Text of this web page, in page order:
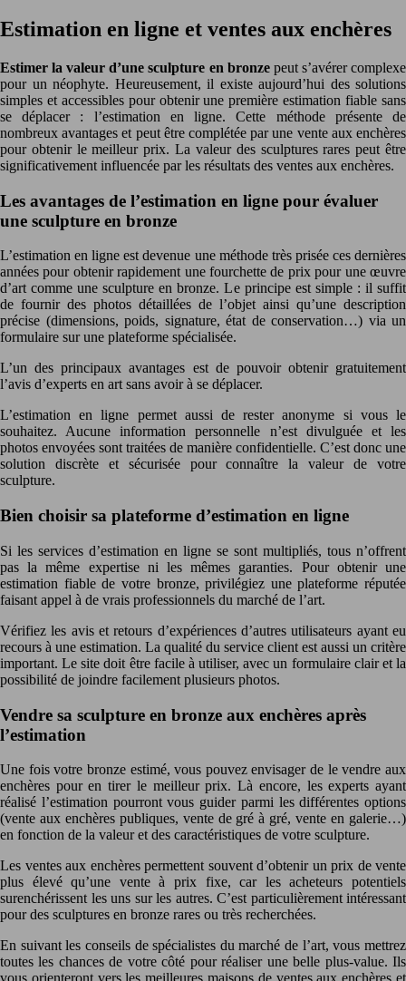
Estimation en ligne et ventes aux enchères
Estimer la valeur d’une sculpture en bronzepeut s’avérer complexe
pour un néophyte. Heureusement, il existe aujourd’hui des solutions
simples et accessibles pour obtenir une première estimation fiable sans
se déplacer : l’estimation en ligne. Cette méthode présente de
nombreux avantages et peut être complétée par une vente aux enchères
pour obtenir le meilleur prix. La valeur des sculptures rares peut être
significativement influencée par les résultats des ventes aux enchères.
Les avantages de l’estimation en ligne pour évaluer
une sculpture en bronze
L’estimation en ligne est devenue une méthode très prisée ces dernières
années pour obtenir rapidement une fourchette de prix pour une œuvre
d’art comme une sculpture en bronze. Le principe est simple : il suffit
de fournir des photos détaillées de l’objet ainsi qu’une description
précise (dimensions, poids, signature, état de conservation…) via un
formulaire sur une plateforme spécialisée.
L’un des principaux avantages est de pouvoir obtenir gratuitement
l’avis d’experts en art sans avoir à se déplacer.
L’estimation en ligne permet aussi de rester anonyme si vous le
souhaitez. Aucune information personnelle n’est divulguée et les
photos envoyées sont traitées de manière confidentielle. C’est donc une
solution discrète et sécurisée pour connaître la valeur de votre
sculpture.
Bien choisir sa plateforme d’estimation en ligne
Si les services d’estimation en ligne se sont multipliés, tous n’offrent
pas la même expertise ni les mêmes garanties. Pour obtenir une
estimation fiable de votre bronze, privilégiez une plateforme réputée
faisant appel à de vrais professionnels du marché de l’art.
Vérifiez les avis et retours d’expériences d’autres utilisateurs ayant eu
recours à une estimation. La qualité du service client est aussi un critère
important. Le site doit être facile à utiliser, avec un formulaire clair et la
possibilité de joindre facilement plusieurs photos.
Vendre sa sculpture en bronze aux enchères après
l’estimation
Une fois votre bronze estimé, vous pouvez envisager de le vendre aux
enchères pour en tirer le meilleur prix. Là encore, les experts ayant
réalisé l’estimation pourront vous guider parmi les différentes options
(vente aux enchères publiques, vente de gré à gré, vente en galerie…)
en fonction de la valeur et des caractéristiques de votre sculpture.
Les ventes aux enchères permettent souvent d’obtenir un prix de vente
plus élevé qu’une vente à prix fixe, car les acheteurs potentiels
surenchérissent les uns sur les autres. C’est particulièrement intéressant
pour des sculptures en bronze rares ou très recherchées.
En suivant les conseils de spécialistes du marché de l’art, vous mettrez
toutes les chances de votre côté pour réaliser une belle plus-value. Ils